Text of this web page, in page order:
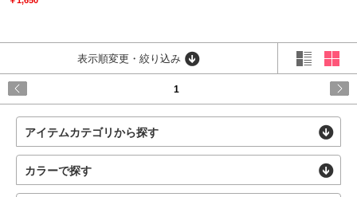
表示順変更・絞り込み
1
アイテムカテゴリから探す
カラーで探す